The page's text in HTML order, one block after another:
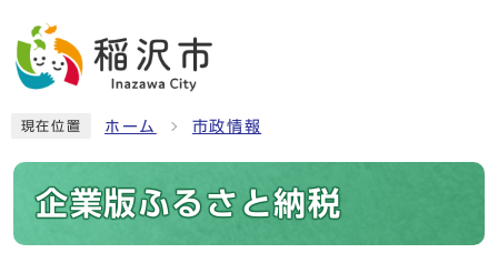
現在位置 ホーム 市政情報
企業版ふるさと納税